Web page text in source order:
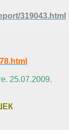
319043.html
25.07.2009.